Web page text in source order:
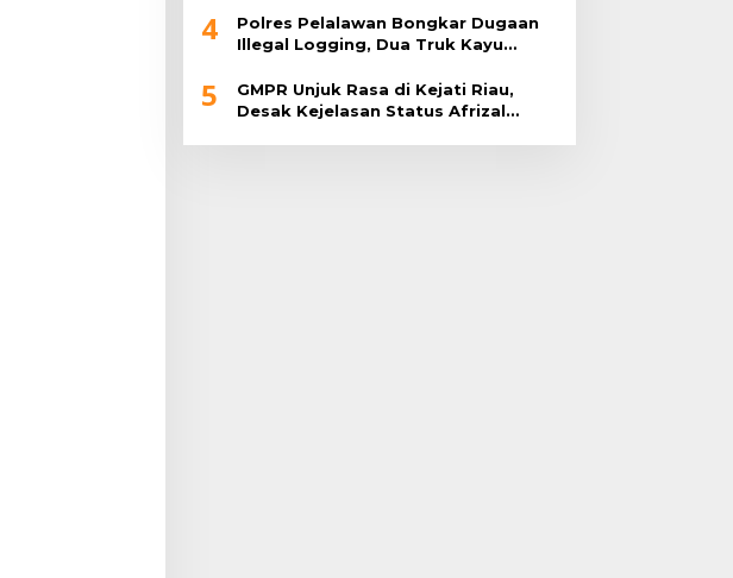
4
Polres Pelalawan Bongkar Dugaan
Illegal Logging, Dua Truk Kayu
5
GMPR Unjuk Rasa di Kejati Riau,
Desak Kejelasan Status Afrizal